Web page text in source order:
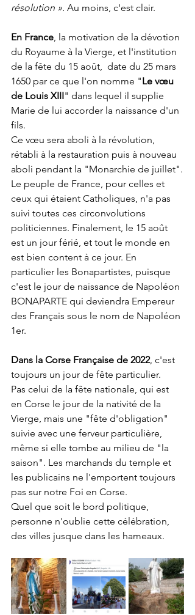
résolution ». Au moins, c'est clair.
En France, la motivation de la dévotion
du Royaume à la Vierge, et l'institution
de la fête du 15 août,  date du 25 mars
1650 par ce que l'on nomme "Le vœu
de Louis XIII" dans lequel il supplie
Marie de lui accorder la naissance d'un
fils.
Ce vœu sera aboli à la révolution,
rétabli à la restauration puis à nouveau
aboli pendant la "Monarchie de juillet".
Le peuple de France, pour celles et
ceux qui étaient Catholiques, n'a pas
suivi toutes ces circonvolutions
politiciennes. Finalement, le 15 août
est un jour férié, et tout le monde en
est bien content à ce jour. En
particulier les Bonapartistes, puisque
c'est le jour de naissance de Napoléon
BONAPARTE qui deviendra Empereur
des Français sous le nom de Napoléon
1er.
Dans la Corse Française de 2022, c'est
toujours un jour de fête particulier.
Pas celui de la fête nationale, qui est
en Corse le jour de la nativité de la
Vierge, mais une "fête d'obligation"
suivie avec une ferveur particulière,
même si elle tombe au milieu de "la
saison". Les marchands du temple et
les publicains ne l'emportent toujours
pas sur notre Foi en Corse.
Quel que soit le bord politique,
personne n'oublie cette célébration,
des villes jusque dans les hameaux.